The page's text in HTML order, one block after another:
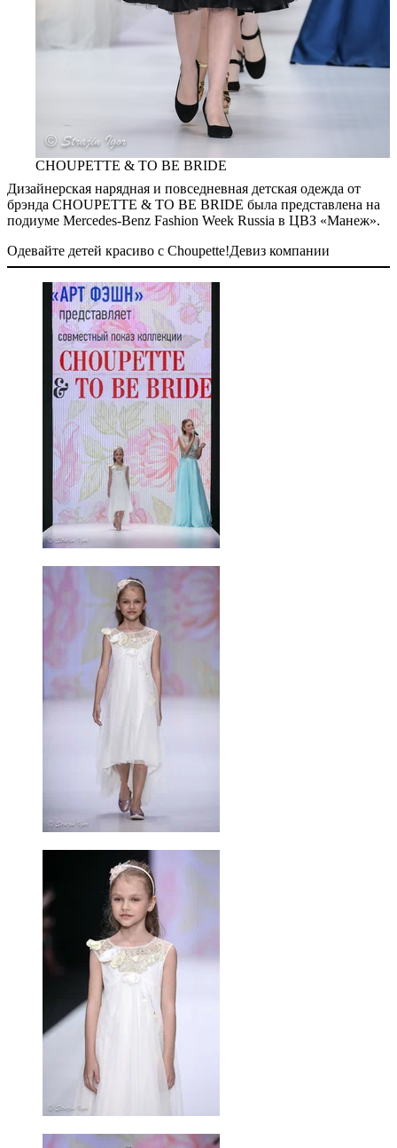
CHOUPETTE & TO BE BRIDE
Дизайнерская нарядная и повседневная детская одежда от
брэнда CHOUPETTE & TO BE BRIDE была представлена на
подиуме Mercedes-Benz Fashion Week Russia в ЦВЗ «Манеж».
Одевайте детей красиво с Choupette!Девиз компании